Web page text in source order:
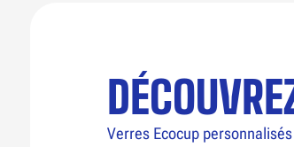
Verres Ecocup